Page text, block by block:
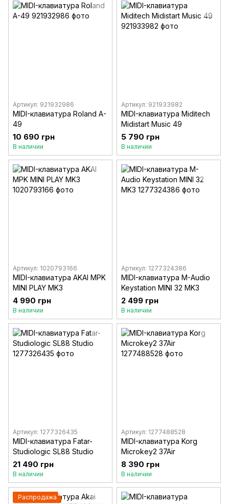
Артикул: 921932986
MIDI-клавиатура Roland A-
49
10 690 грн
В наличии
Артикул: 921933982
MIDI-клавиатура Miditech
Midistart Music 49
5 790 грн
В наличии
Артикул: 1020793166
MIDI-клавиатура AKAI MPK
MINI PLAY MK3
4 990 грн
В наличии
Артикул: 1277324386
MIDI-клавиатура M-Audio
Keystation MINI 32 MK3
2 499 грн
В наличии
Артикул: 1277326435
MIDI-клавиатура Fatar-
Studiologic SL88 Studio
21 490 грн
В наличии
Артикул: 1277488528
MIDI-клавиатура Korg
Microkey2 37Air
8 390 грн
В наличии
Распродажа